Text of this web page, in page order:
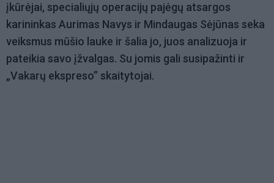
įkūrėjai, specialiųjų operacijų pajėgų atsargos
karininkas Aurimas Navys ir Mindaugas Sėjūnas seka
veiksmus mūšio lauke ir šalia jo, juos analizuoja ir
pateikia savo įžvalgas. Su jomis gali susipažinti ir
„Vakarų ekspreso” skaitytojai.